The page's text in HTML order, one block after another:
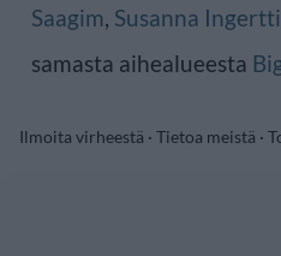
Saagim, Susanna
samasta aihealueesta
Ilmoita virheestä · Tietoa meistä ·